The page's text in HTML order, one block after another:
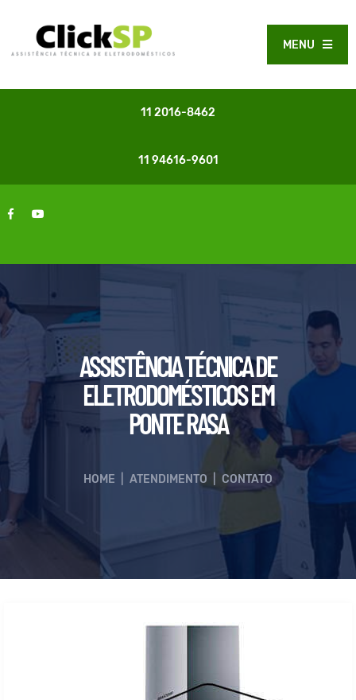
MENU
11 2016-8462
11 94616-9601
ASSISTÊNCIA TÉCNICA DE
ELETRODOMÉSTICOS EM
PONTE RASA
HOME ATENDIMENTO CONTATO